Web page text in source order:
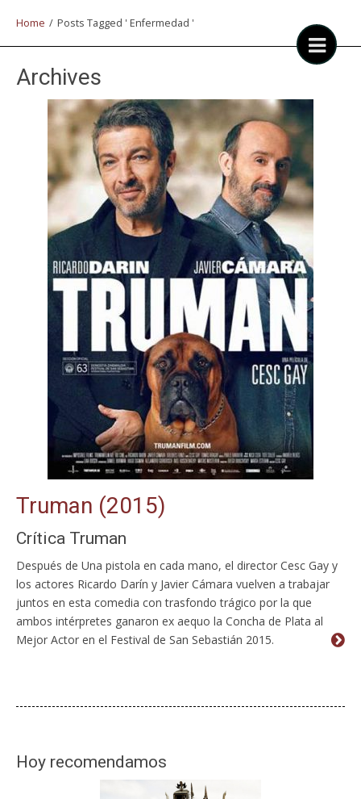
Home / Posts Tagged ' Enfermedad '
Archives
Truman (2015)
Crítica Truman
Después de Una pistola en cada mano, el director Cesc Gay y
los actores Ricardo Darín y Javier Cámara vuelven a trabajar
juntos en esta comedia con trasfondo trágico por la que
ambos intérpretes ganaron ex aequo la Concha de Plata al
Mejor Actor en el Festival de San Sebastián 2015.
Hoy recomendamos